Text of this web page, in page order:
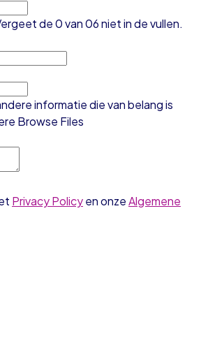
de 0 van 06 niet in de vullen.
informatie die van belang is
Browse Files
Privacy Policyen onzeAlgemene